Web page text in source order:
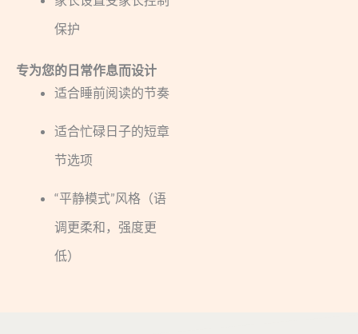
保护
专为您的日常作息而设计
适合睡前阅读的节奏
适合忙碌日子的短章
节选项
“平静模式”风格（语
调更柔和，强度更
低）